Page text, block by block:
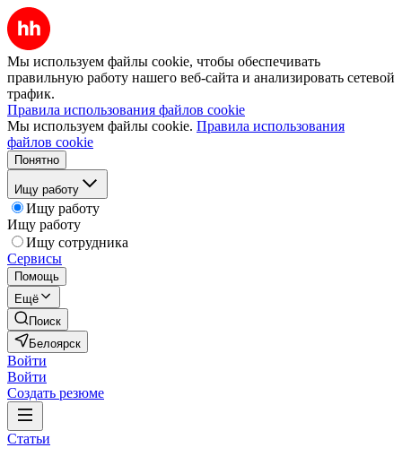
Мы используем файлы cookie, чтобы обеспечивать
правильную работу нашего веб-сайта и анализировать сетевой
трафик.
Правила использования файлов cookie
Мы используем файлы cookie. Правила использования
файлов cookie
Понятно
Ищу работу
Ищу работу
Ищу работу
Ищу сотрудника
Сервисы
Помощь
Ещё
Поиск
Белоярск
Войти
Войти
Создать резюме
Статьи